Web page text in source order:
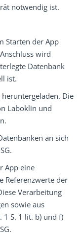
notwendig ist.
Starten der App
wird
Datenbank
ist.
Die
Laboklin und
an sich
App eine
Referenzwerte der
Verarbeitung
sowie aus
1 S. 1 lit. b) und f)